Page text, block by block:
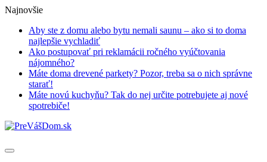
Najnovšie
Aby ste z domu alebo bytu nemali saunu – ako si to doma
najlepšie vychladiť
Ako postupovať pri reklamácii ročného vyúčtovania
nájomného?
Máte doma drevené parkety? Pozor, treba sa o nich správne
starať!
Máte novú kuchyňu? Tak do nej určite potrebujete aj nové
spotrebiče!